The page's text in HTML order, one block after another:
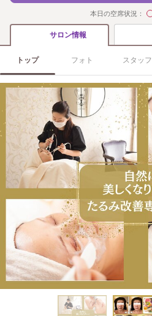
本日の空席状況：
サロン情報
トップ フォト スタッフ